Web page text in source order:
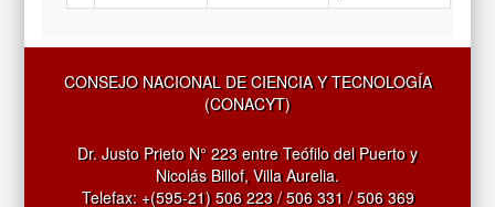
CONSEJO NACIONAL DE CIENCIA Y TECNOLOGÍA
(CONACYT)
Dr. Justo Prieto N° 223 entre Teófilo del Puerto y
Nicolás Billof, Villa Aurelia.
Telefax: +(595-21) 506 223 / 506 331 / 506 369